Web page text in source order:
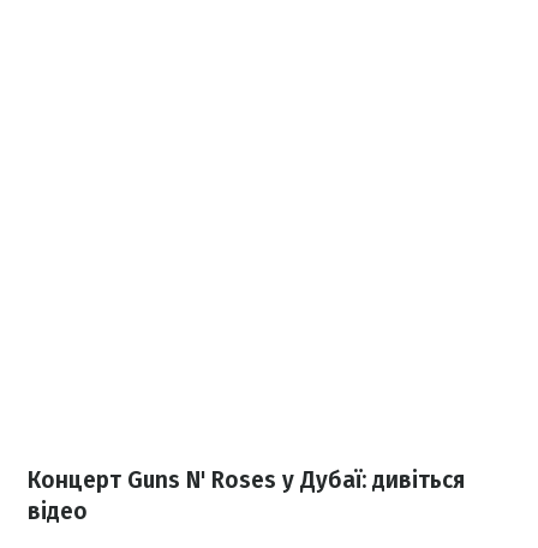
Концерт Guns N' Roses у Дубаї: дивіться
відео